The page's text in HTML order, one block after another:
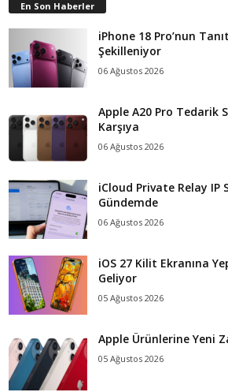
En Son Haberler
iPhone 18 Pro’nun
Şekilleniyor
06 Ağustos 2026
Apple A20 Pro Tedarik
Karşıya
06 Ağustos 2026
iCloud Private Relay IP
Gündemde
06 Ağustos 2026
iOS 27 Kilit Ekranına
Geliyor
05 Ağustos 2026
Apple Ürünlerine Yeni
05 Ağustos 2026